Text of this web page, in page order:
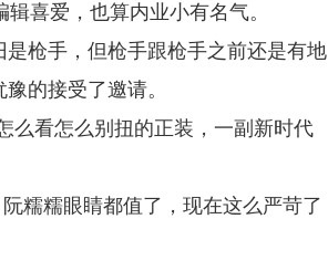
喜爱，也算内业小有名气。
枪手，但枪手跟枪手之前还是有地
的接受了邀请。
么看怎么别扭的正装，一副新时代
糯糯眼睛都值了，现在这么严苛了